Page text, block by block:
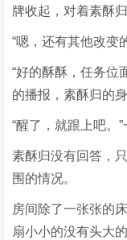
牌收起，对着素酥归
“嗯，还有其他改变
“好的酥酥，任务位
的播报，素酥归的
“醒了，就跟上吧。
素酥归没有回答，
围的情况。
房间除了一张张的
扇小小的没有头大